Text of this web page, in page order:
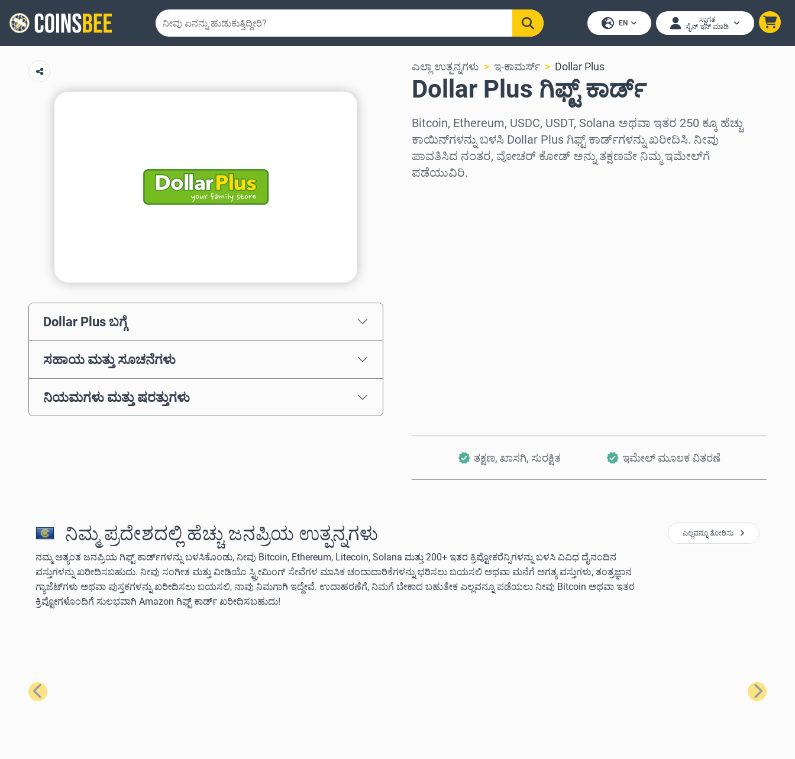
EN
ಸ್ವಾಗತ
ಸೈನ್ ಇನ್ ಮಾಡಿ
Dollar Plus ಬಗ್ಗೆ
ಸಹಾಯ ಮತ್ತು ಸೂಚನೆಗಳು
ನಿಯಮಗಳು ಮತ್ತು ಷರತ್ತುಗಳು
ಎಲ್ಲಾ ಉತ್ಪನ್ನಗಳು ಇ-ಕಾಮರ್ಸ್ Dollar Plus
Dollar Plus ಗಿಫ್ಟ್ ಕಾರ್ಡ್
Bitcoin, Ethereum, USDC, USDT, Solana ಅಥವಾ ಇತರ 250 ಕ್ಕೂ ಹೆಚ್ಚು
ಕಾಯಿನ್‌ಗಳನ್ನು ಬಳಸಿ Dollar Plus ಗಿಫ್ಟ್ ಕಾರ್ಡ್‌ಗಳನ್ನು ಖರೀದಿಸಿ. ನೀವು
ಪಾವತಿಸಿದ ನಂತರ, ವೋಚರ್ ಕೋಡ್ ಅನ್ನು ತಕ್ಷಣವೇ ನಿಮ್ಮ ಇಮೇಲ್‌ಗೆ
ಪಡೆಯುವಿರಿ.
ತಕ್ಷಣ, ಖಾಸಗಿ, ಸುರಕ್ಷಿತ ಇಮೇಲ್ ಮೂಲಕ ವಿತರಣೆ
ನಿಮ್ಮ ಪ್ರದೇಶದಲ್ಲಿ ಹೆಚ್ಚು ಜನಪ್ರಿಯ ಉತ್ಪನ್ನಗಳು
ನಮ್ಮ ಅತ್ಯಂತ ಜನಪ್ರಿಯ ಗಿಫ್ಟ್ ಕಾರ್ಡ್‌ಗಳನ್ನು ಬಳಸಿಕೊಂಡು, ನೀವು Bitcoin, Ethereum, Litecoin, Solana ಮತ್ತು 200+ ಇತರ ಕ್ರಿಪ್ಟೋಕರೆನ್ಸಿಗಳನ್ನು ಬಳಸಿ ವಿವಿಧ ದೈನಂದಿನ
ವಸ್ತುಗಳನ್ನು ಖರೀದಿಸಬಹುದು. ನೀವು ಸಂಗೀತ ಮತ್ತು ವೀಡಿಯೊ ಸ್ಟ್ರೀಮಿಂಗ್ ಸೇವೆಗಳ ಮಾಸಿಕ ಚಂದಾದಾರಿಕೆಗಳನ್ನು ಭರಿಸಲು ಬಯಸಲಿ ಅಥವಾ ಮನೆಗೆ ಅಗತ್ಯ ವಸ್ತುಗಳು, ತಂತ್ರಜ್ಞಾನ
ಗ್ಯಾಜೆಟ್‌ಗಳು ಅಥವಾ ಪುಸ್ತಕಗಳನ್ನು ಖರೀದಿಸಲು ಬಯಸಲಿ, ನಾವು ನಿಮಗಾಗಿ ಇದ್ದೇವೆ. ಉದಾಹರಣೆಗೆ, ನಿಮಗೆ ಬೇಕಾದ ಬಹುತೇಕ ಎಲ್ಲವನ್ನೂ ಪಡೆಯಲು ನೀವು Bitcoin ಅಥವಾ ಇತರ
ಕ್ರಿಪ್ಟೋಗಳೊಂದಿಗೆ ಸುಲಭವಾಗಿ Amazon ಗಿಫ್ಟ್ ಕಾರ್ಡ್ ಖರೀದಿಸಬಹುದು!
ಎಲ್ಲವನ್ನೂ ತೋರಿಸು
ಹಿಂದಿನದು ಮುಂದಿನದು